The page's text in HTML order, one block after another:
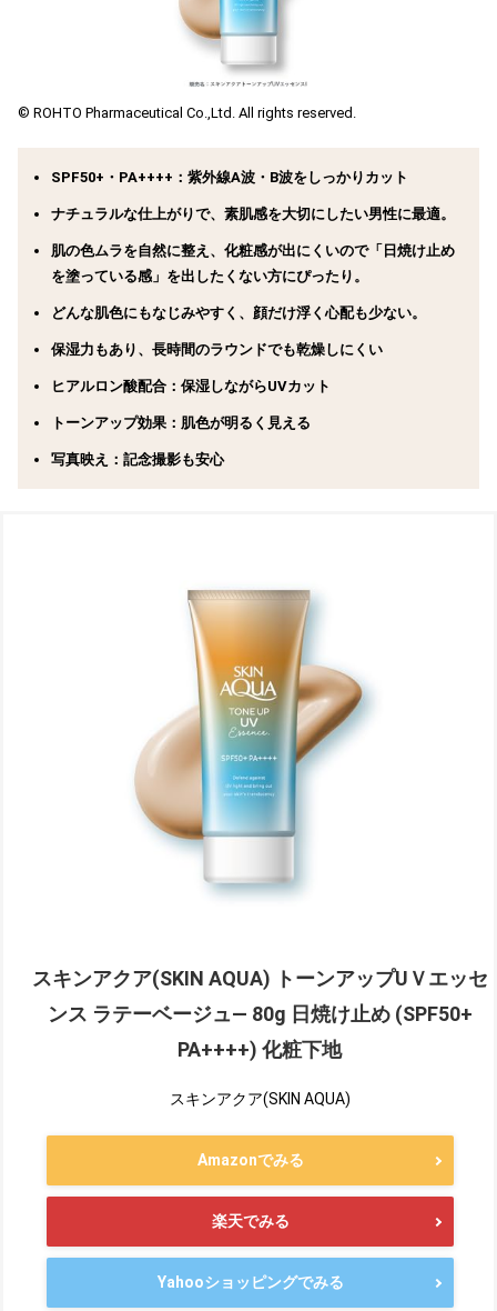
© ROHTO Pharmaceutical Co.,Ltd. All rights reserved.
SPF50+・PA++++：紫外線A波・B波をしっかりカット
ナチュラルな仕上がりで、 素肌感を大切にしたい男性に最適。
肌の色ムラを自然に整え、化粧感が出にくいので「日焼け止め
を塗っている感」を出したくない方にぴったり。
どんな肌色にもなじみやすく、顔だけ浮く心配も少ない。
保湿力もあり、長時間のラウンドでも乾燥しにくい
ヒアルロン酸配合 ：保湿しながらUVカット
トーンアップ効果 ：肌色が明るく見える
写真映え ：記念撮影も安心
スキンアクア(SKIN AQUA) トーンアップUＶエッセ
ンス ラテーベージュ― 80g 日焼け止め (SPF50+
PA++++) 化粧下地
スキンアクア(SKIN AQUA)
Amazonでみる
楽天でみる
Yahooショッピングでみる